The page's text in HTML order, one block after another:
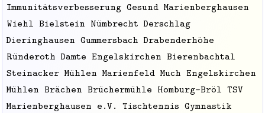
Immunitätsverbesserung Gesund Marienberghausen
Wiehl Bielstein Nümbrecht Derschlag
Dieringhausen Gummersbach Drabenderhöhe
Ründeroth Damte Engelskirchen Bierenbachtal
Steinacker Mühlen Marienfeld Much Engelskirchen
Mühlen Brächen Brüchermühle Homburg-Bröl TSV
Marienberghausen e.V. Tischtennis Gymnastik